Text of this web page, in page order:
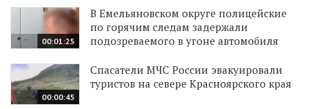
00:01:25
В Емельяновском округе полицейские
по горячим следам задержали
подозреваемого в угоне автомобиля
00:00:45
Спасатели МЧС России эвакуировали
туристов на севере Красноярского края